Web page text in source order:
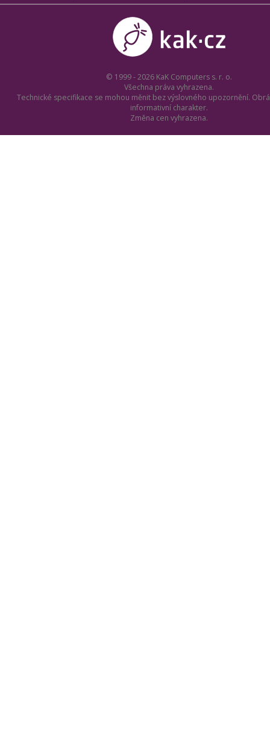
© 1999 - 2026 KaK Computers s. r. o.
Všechna práva vyhrazena.
Technické specifikace se mohou měnit bez výslovného upozornění.
informativní charakter.
Změna cen vyhrazena.